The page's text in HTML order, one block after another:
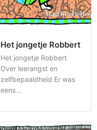
Het jongetje Robbert
Het jongetje Robbert
Over leerangst en
zelfbepaaldheid Er was
eens...